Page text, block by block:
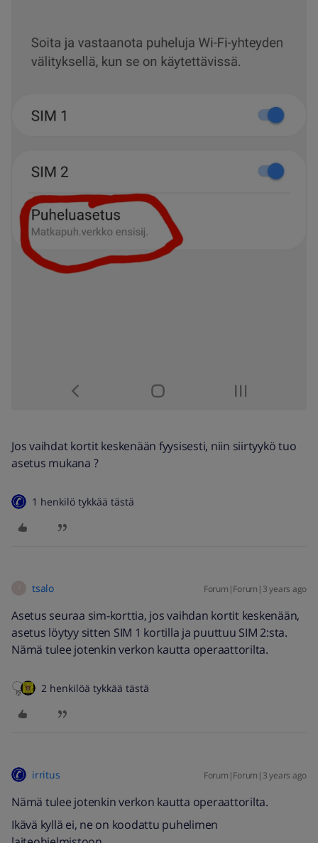
Jos vaihdat kortit keskenään fyysisesti, niin siirtyykö tuo
asetus mukana ?
1 henkilö tykkää tästä
tsalo Forum|Forum|3 years ago
Asetus seuraa sim-korttia, jos vaihdan kortit keskenään,
asetus löytyy sitten SIM 1 kortilla ja puuttuu SIM 2:sta.
Nämä tulee jotenkin verkon kautta operaattorilta.
2 henkilöä tykkää tästä
irritus Forum|Forum|3 years ago
Nämä tulee jotenkin verkon kautta operaattorilta.
Ikävä kyllä ei, ne on koodattu puhelimen